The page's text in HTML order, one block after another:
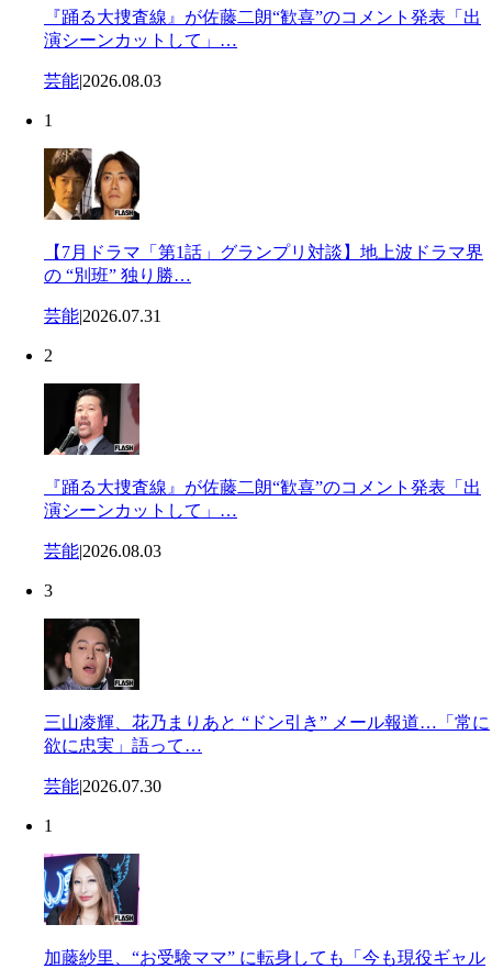
『踊る大捜査線』が佐藤二朗“歓喜”のコメント発表「出
演シーンカットして」…
芸能|2026.08.03
1
【7月ドラマ「第1話」グランプリ対談】地上波ドラマ界
の “別班” 独り勝…
芸能|2026.07.31
2
『踊る大捜査線』が佐藤二朗“歓喜”のコメント発表「出
演シーンカットして」…
芸能|2026.08.03
3
三山凌輝、花乃まりあと “ドン引き” メール報道…「常に
欲に忠実」語って…
芸能|2026.07.30
1
加藤紗里、“お受験ママ” に転身しても「今も現役ギャル